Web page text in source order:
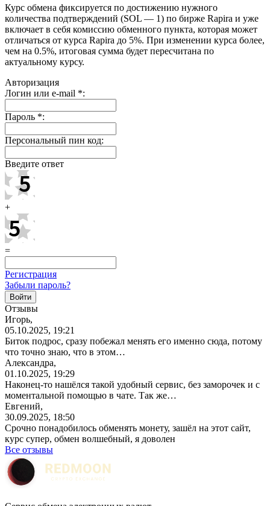
Курс обмена фиксируется по достижению нужного
количества подтверждений (SOL — 1) по бирже Rapira и уже
включает в себя комиссию обменного пункта, которая может
отличаться от курса Rapira до 5%. При изменении курса более,
чем на 0.5%, итоговая сумма будет пересчитана по
актуальному курсу.
Авторизация
Логин или e-mail *:
Пароль *:
Персональный пин код:
Введите ответ
+
=
Регистрация
Забыли пароль?
Отзывы
Игорь,
05.10.2025, 19:21
Биток подрос, сразу побежал менять его именно сюда, потому
что точно знаю, что в этом…
Александра,
01.10.2025, 19:29
Наконец-то нашёлся такой удобный сервис, без заморочек и с
моментальной помощью в чате. Так же…
Евгений,
30.09.2025, 18:50
Срочно понадобилось обменять монету, зашёл на этот сайт,
курс супер, обмен волшебный, я доволен
Все отзывы